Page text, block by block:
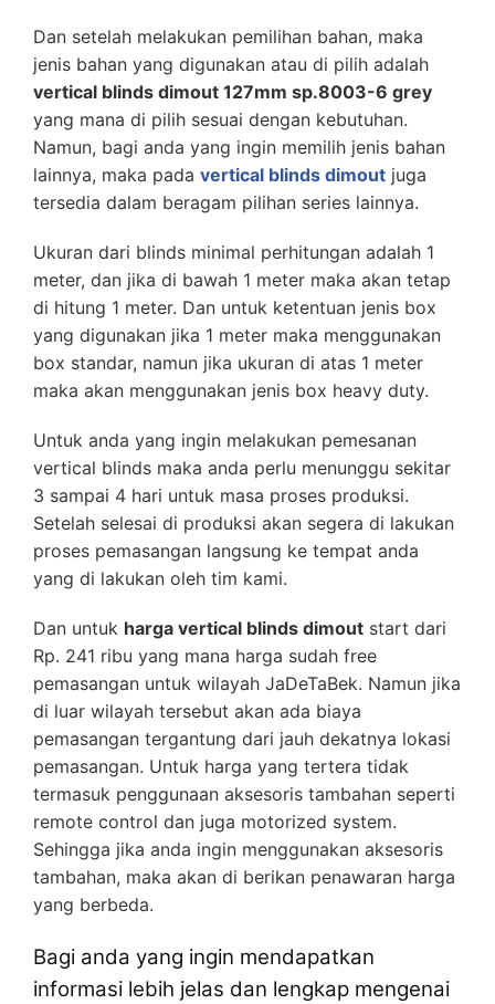
Dan setelah melakukan pemilihan bahan, maka
jenis bahan yang digunakan atau di pilih adalah
vertical blinds dimout 127mm sp.8003-6 grey
yang mana di pilih sesuai dengan kebutuhan.
Namun, bagi anda yang ingin memilih jenis bahan
lainnya, maka pada vertical blinds dimout juga
tersedia dalam beragam pilihan series lainnya.
Ukuran dari blinds minimal perhitungan adalah 1
meter, dan jika di bawah 1 meter maka akan tetap
di hitung 1 meter. Dan untuk ketentuan jenis box
yang digunakan jika 1 meter maka menggunakan
box standar, namun jika ukuran di atas 1 meter
maka akan menggunakan jenis box heavy duty.
Untuk anda yang ingin melakukan pemesanan
vertical blinds maka anda perlu menunggu sekitar
3 sampai 4 hari untuk masa proses produksi.
Setelah selesai di produksi akan segera di lakukan
proses pemasangan langsung ke tempat anda
yang di lakukan oleh tim kami.
Dan untuk harga vertical blinds dimout start dari
Rp. 241 ribu yang mana harga sudah free
pemasangan untuk wilayah JaDeTaBek. Namun jika
di luar wilayah tersebut akan ada biaya
pemasangan tergantung dari jauh dekatnya lokasi
pemasangan. Untuk harga yang tertera tidak
termasuk penggunaan aksesoris tambahan seperti
remote control dan juga motorized system.
Sehingga jika anda ingin menggunakan aksesoris
tambahan, maka akan di berikan penawaran harga
yang berbeda.
Bagi anda yang ingin mendapatkan
informasi lebih jelas dan lengkap mengenai